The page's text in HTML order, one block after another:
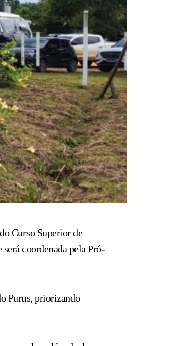
Curso Superior de
coordenada pela Pró-
Purus, priorizando